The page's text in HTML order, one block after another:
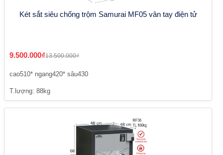
Két sắt siêu chống trộm Samurai MF05 vân tay điện tử
9.500.000₫13.500.000₫
cao510* ngang420* sâu430
T.lượng: 88kg